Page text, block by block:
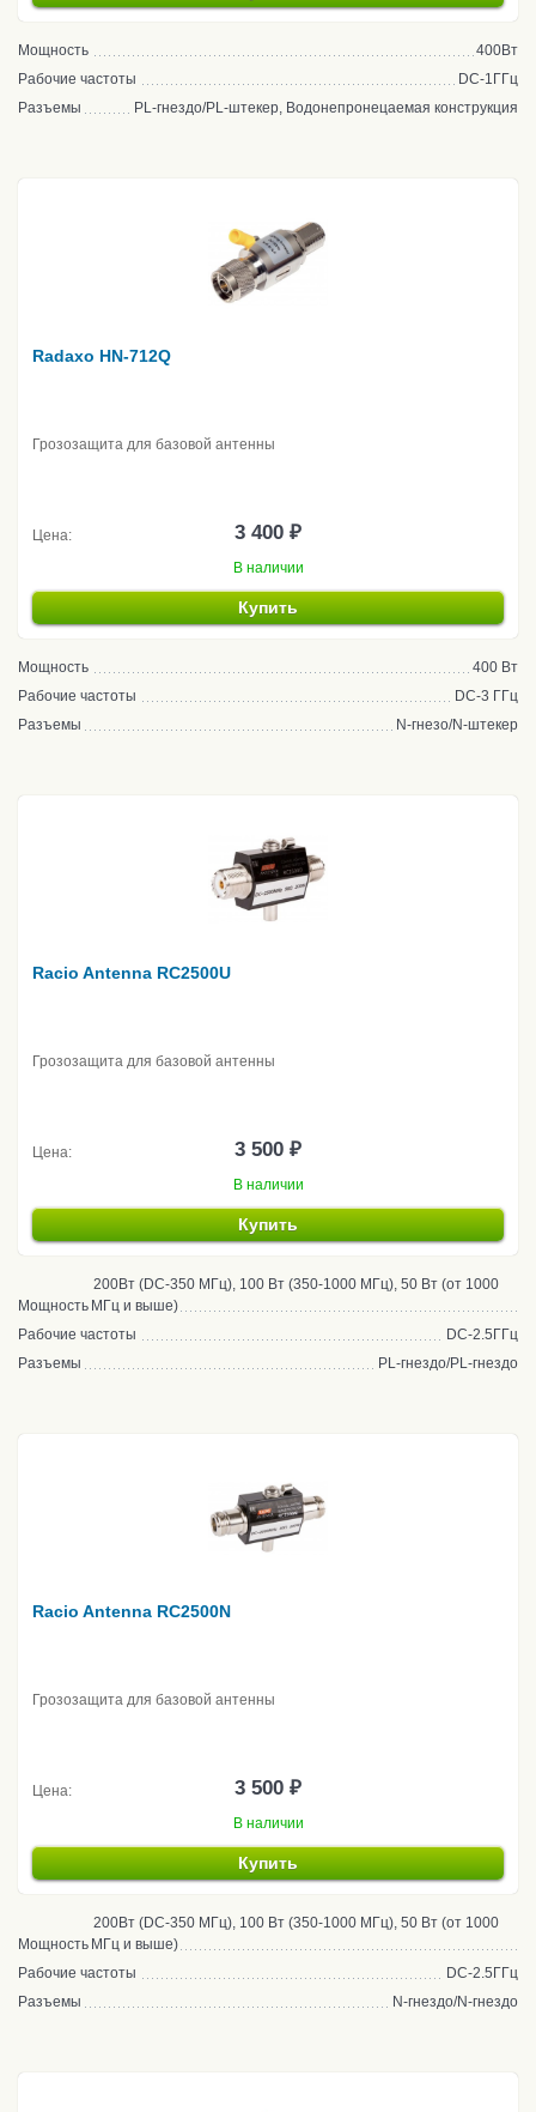
Мощность
400Вт
Рабочие частоты
DC-1ГГц
Разъемы
PL-гнездо/PL-штекер, Водонепронецаемая конструкция
Radaxo HN-712Q
Грозозащита для базовой антенны
Цена: 3 400 ₽
В наличии
Купить
Мощность
400 Вт
Рабочие частоты
DC-3 ГГц
Разъемы
N-гнезо/N-штекер
Racio Antenna RC2500U
Грозозащита для базовой антенны
Цена: 3 500 ₽
В наличии
Купить
Мощность
200Вт (DC-350 МГц), 100 Вт (350-1000 МГц), 50 Вт (от 1000
МГц и выше)
Рабочие частоты
DC-2.5ГГц
Разъемы
PL-гнездо/PL-гнездо
Racio Antenna RC2500N
Грозозащита для базовой антенны
Цена: 3 500 ₽
В наличии
Купить
Мощность
200Вт (DC-350 МГц), 100 Вт (350-1000 МГц), 50 Вт (от 1000
МГц и выше)
Рабочие частоты
DC-2.5ГГц
Разъемы
N-гнездо/N-гнездо